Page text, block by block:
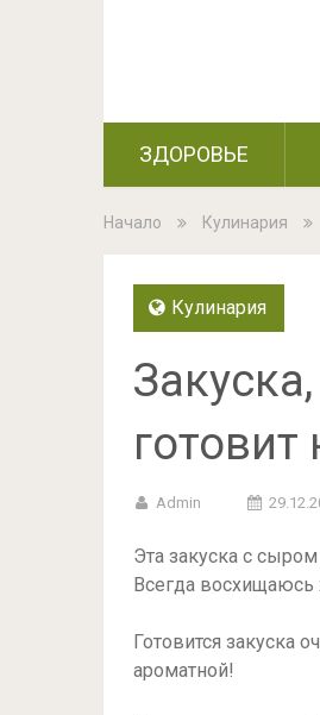
ЗДОРОВЬЕ
Начало Кулинария
Кулинария
Admin
Эта закуска с
Всегда восхищаюсь
Готовится закуска
ароматной!